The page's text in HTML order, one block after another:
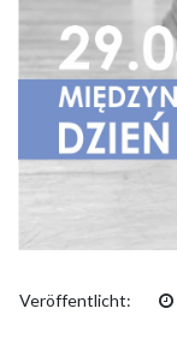
Veröffentlicht: